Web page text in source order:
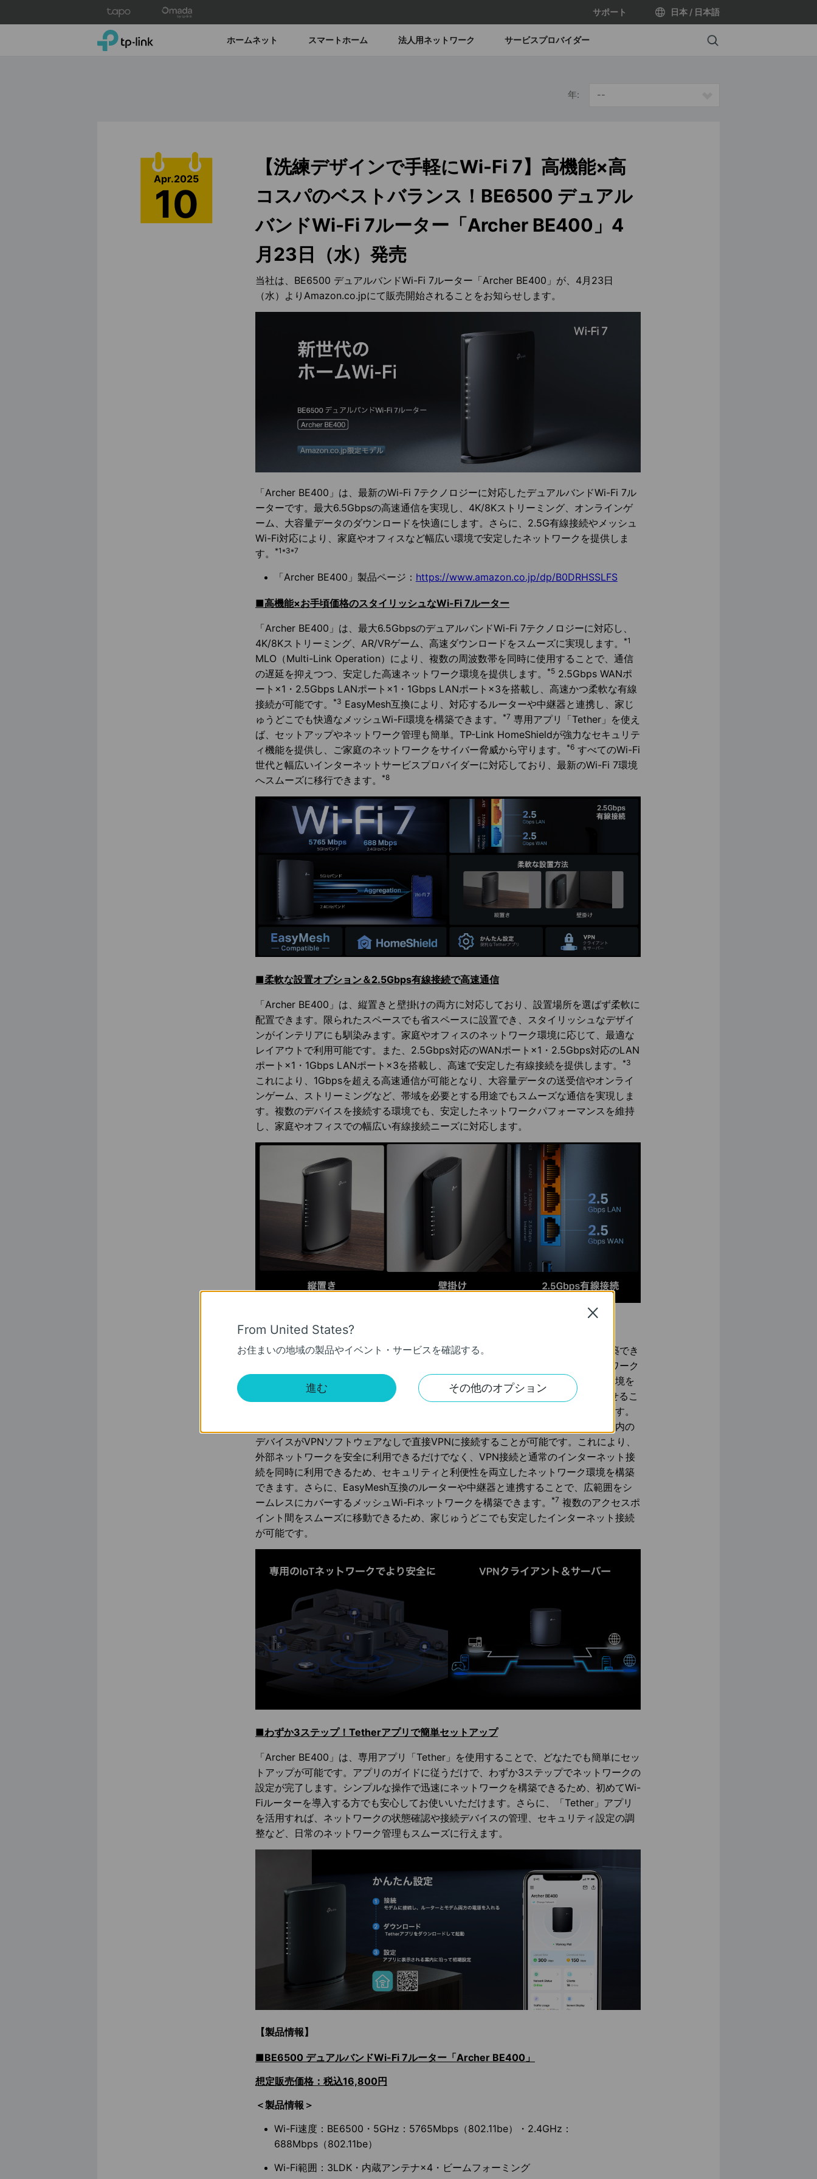
サポート 日本 / 日本語
TP-Link, Reliably Smart ホームネット スマートホーム 法人用ネットワーク サービスプロバイダー Search
年: --
Apr.2025
10
【洗練デザインで手軽にWi-Fi 7】高機能×高
コスパのベストバランス！BE6500 デュアル
バンドWi-Fi 7ルーター「Archer BE400」4
月23日（水）発売
当社は、BE6500 デュアルバンドWi-Fi 7ルーター「Archer BE400」が、4月23日
（水）よりAmazon.co.jpにて販売開始されることをお知らせします。
「Archer BE400」は、最新のWi-Fi 7テクノロジーに対応したデュアルバンドWi-Fi 7ル
ーターです。最大6.5Gbpsの高速通信を実現し、4K/8Kストリーミング、オンラインゲ
ーム、大容量データのダウンロードを快適にします。さらに、2.5G有線接続やメッシュ
Wi-Fi対応により、家庭やオフィスなど幅広い環境で安定したネットワークを提供しま
す。
*1*3*7
「Archer BE400」製品ページ： https://www.amazon.co.jp/dp/B0DRHSSLFS
■高機能×お手頃価格のスタイリッシュなWi-Fi 7ルーター
「Archer BE400」は、最大6.5GbpsのデュアルバンドWi-Fi 7テクノロジーに対応し、
4K/8Kストリーミング、AR/VRゲーム、高速ダウンロードをスムーズに実現します。
*1
MLO（Multi-Link Operation）により、複数の周波数帯を同時に使用することで、通信
の遅延を抑えつつ、安定した高速ネットワーク環境を提供します。
*5 2.5Gbps WANポ
ート×1・2.5Gbps LANポート×1・1Gbps LANポート×3を搭載し、高速かつ柔軟な有線
接続が可能です。
*3 EasyMesh互換により、対応するルーターや中継器と連携し、家じ
ゅうどこでも快適なメッシュWi-Fi環境を構築できます。
*7 専用アプリ「Tether」を使え
ば、セットアップやネットワーク管理も簡単。TP-Link HomeShieldが強力なセキュリテ
ィ機能を提供し、ご家庭のネットワークをサイバー脅威から守ります。
*6 すべてのWi-Fi
世代と幅広いインターネットサービスプロバイダーに対応しており、最新のWi-Fi 7環境
へスムーズに移行できます。
*8
■柔軟な設置オプション＆2.5Gbps有線接続で高速通信
「Archer BE400」は、縦置きと壁掛けの両方に対応しており、設置場所を選ばず柔軟に
配置できます。限られたスペースでも省スペースに設置でき、スタイリッシュなデザイ
ンがインテリアにも馴染みます。家庭やオフィスのネットワーク環境に応じて、最適な
レイアウトで利用可能です。また、2.5Gbps対応のWANポート×1・2.5Gbps対応のLAN
ポート×1・1Gbps LANポート×3を搭載し、高速で安定した有線接続を提供します。
*3
これにより、1Gbpsを超える高速通信が可能となり、大容量データの送受信やオンライ
ンゲーム、ストリーミングなど、帯域を必要とする用途でもスムーズな通信を実現しま
す。複数のデバイスを接続する環境でも、安定したネットワークパフォーマンスを維持
し、家庭やオフィスでの幅広い有線接続ニーズに対応します。
■高セキュリティなネット環境を構築＆メッシュWi-Fiで家じゅうカバー
「Archer BE400」は、メインWi-Fiとは別にIoTデバイス専用のネットワークを構築でき
る機能を搭載しています。これにより、スマート家電やIoT機器を独立したネットワーク
に接続し、メインのホームネットワークとの干渉を防ぎながら、より安全な通信環境を
提供します。さらに、TP-Link HomeShieldと最新のWPA3暗号化技術を組み合わせるこ
とで、サイバー攻撃や不正アクセスから家庭のネットワーク全体を強力に保護します。
また、VPNクライアント＆サーバー機能を搭載しており、ホームネットワーク内の
デバイスがVPNソフトウェアなしで直接VPNに接続することが可能です。これにより、
外部ネットワークを安全に利用できるだけでなく、VPN接続と通常のインターネット接
続を同時に利用できるため、セキュリティと利便性を両立したネットワーク環境を構築
できます。さらに、EasyMesh互換のルーターや中継器と連携することで、広範囲をシ
ームレスにカバーするメッシュWi-Fiネットワークを構築できます。
*7 複数のアクセスポ
イント間をスムーズに移動できるため、家じゅうどこでも安定したインターネット接続
が可能です。
■わずか3ステップ！Tetherアプリで簡単セットアップ
「Archer BE400」は、専用アプリ「Tether」を使用することで、どなたでも簡単にセッ
トアップが可能です。アプリのガイドに従うだけで、わずか3ステップでネットワークの
設定が完了します。シンプルな操作で迅速にネットワークを構築できるため、初めてWi-
Fiルーターを導入する方でも安心してお使いいただけます。さらに、「Tether」アプリ
を活用すれば、ネットワークの状態確認や接続デバイスの管理、セキュリティ設定の調
整など、日常のネットワーク管理もスムーズに行えます。
【製品情報】
■BE6500 デュアルバンドWi-Fi 7ルーター「Archer BE400」
想定販売価格：税込16,800円
＜製品情報＞
Wi-Fi速度：BE6500・5GHz：5765Mbps（802.11be）・2.4GHz：
688Mbps（802.11be）
Wi-Fi範囲：3LDK・内蔵アンテナ×4・ビームフォーミング
From United States?
お住まいの地域の製品やイベント・サービスを確認する。
進む その他のオプション
Close